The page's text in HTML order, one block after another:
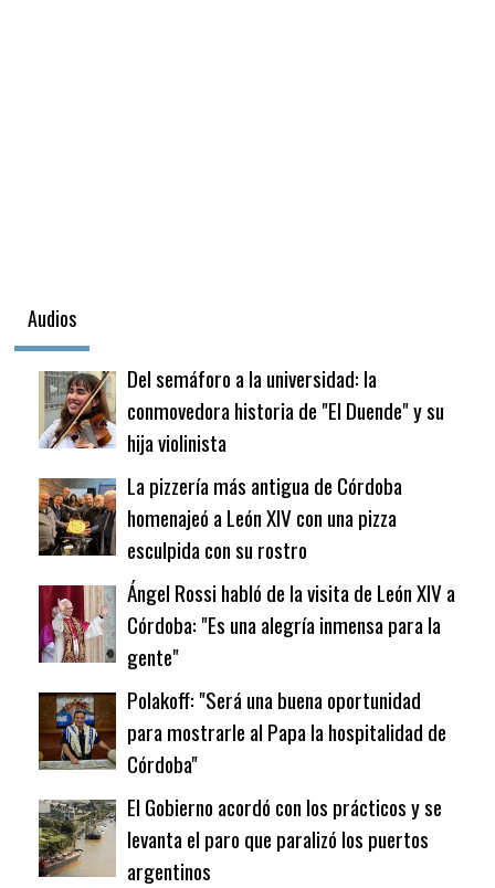
Audios
Del semáforo a la universidad: la
conmovedora historia de "El Duende" y su
hija violinista
La pizzería más antigua de Córdoba
homenajeó a León XIV con una pizza
esculpida con su rostro
Ángel Rossi habló de la visita de León XIV a
Córdoba: "Es una alegría inmensa para la
gente"
Polakoff: "Será una buena oportunidad
para mostrarle al Papa la hospitalidad de
Córdoba"
El Gobierno acordó con los prácticos y se
levanta el paro que paralizó los puertos
argentinos